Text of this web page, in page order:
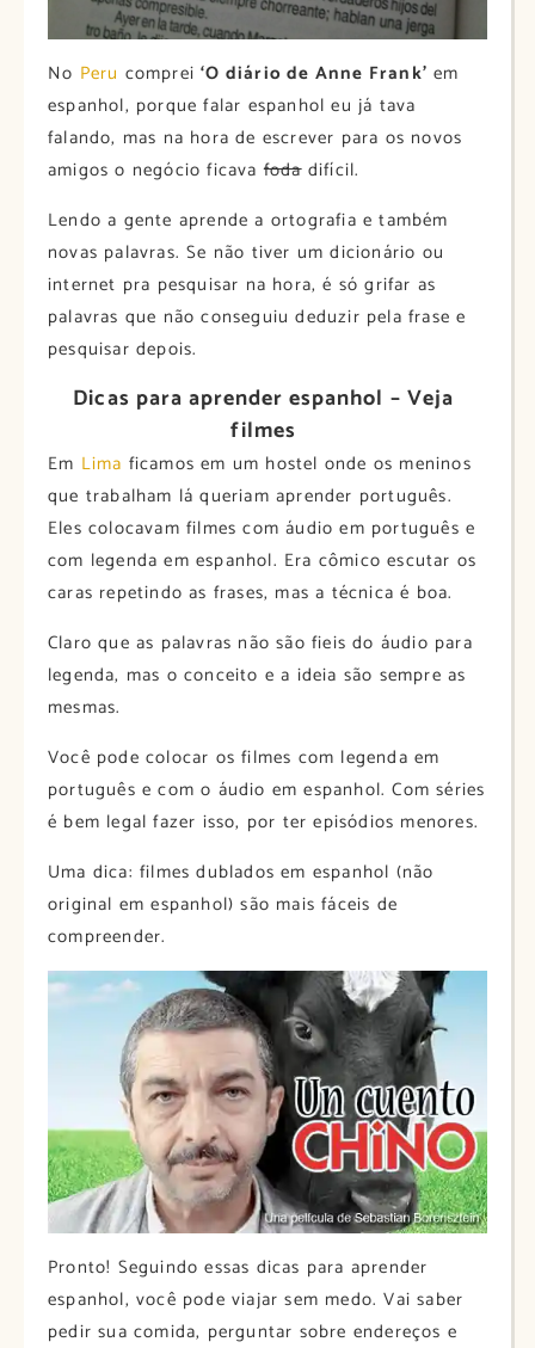
No Peru comprei‘O diário de Anne Frank’ em
espanhol, porque falar espanhol eu já tava
falando, mas na hora de escrever para os novos
amigos o negócio ficavafodadifícil.
Lendo a gente aprende a ortografia e também
novas palavras. Se não tiver um dicionário ou
internet pra pesquisar na hora, é só grifar as
palavras que não conseguiu deduzir pela frase e
pesquisar depois.
Dicas para aprender espanhol – Veja
filmes
Em Lima ficamos em um hostel onde os meninos
que trabalham lá queriam aprender português.
Eles colocavam filmes com áudio em português e
com legenda em espanhol. Era cômico escutar os
caras repetindo as frases, mas a técnica é boa.
Claro que as palavras não são fieis do áudio para
legenda, mas o conceito e a ideia são sempre as
mesmas.
Você pode colocar os filmes com legenda em
português e com o áudio em espanhol. Com séries
é bem legal fazer isso, por ter episódios menores.
Uma dica: filmes dublados em espanhol (não
original em espanhol) são mais fáceis de
compreender.
Pronto! Seguindo essas dicas para aprender
espanhol, você pode viajar sem medo. Vai saber
pedir sua comida, perguntar sobre endereços e